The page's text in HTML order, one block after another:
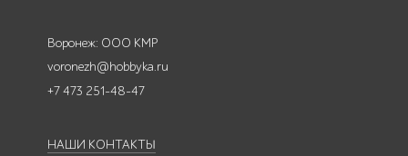
Воронеж: ООО КМР
voronezh@hobbyka.ru
+7 473 251-48-47
НАШИ КОНТАКТЫ